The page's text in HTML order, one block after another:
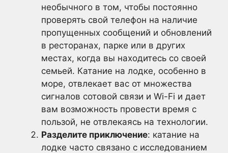
необычного в том, чтобы постоянно
проверять свой телефон на наличие
пропущенных сообщений и обновлений
в ресторанах, парке или в других
местах, когда вы находитесь со своей
семьей. Катание на лодке, особенно в
море, отвлекает вас от множества
сигналов сотовой связи и Wi-Fi и дает
вам возможность провести время с
пользой, не отвлекаясь на технологии.
Разделите приключение: катание на
лодке часто связано с исследованием